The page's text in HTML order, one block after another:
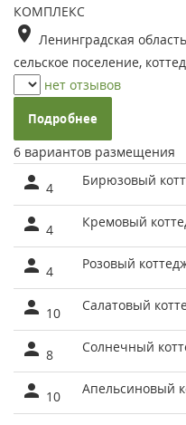
КОМПЛЕКС
Ленинградская
сельское поселение,
нет отзывов
Подробнее
6 вариантов размещения
4 Бирюзовый
4 Кремовый
4 Розовый
10 Салатовый
8 Солнечный
10 Апельсиновый